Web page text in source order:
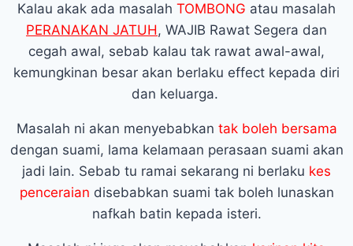
Kalau akak ada masalah TOMBONG atau masalah
PERANAKAN JATUH, WAJIB Rawat Segera dan
cegah awal, sebab kalau tak rawat awal-awal,
kemungkinan besar akan berlaku effect kepada diri
dan keluarga.
Masalah ni akan menyebabkan tak boleh bersama
dengan suami, lama kelamaan perasaan suami akan
jadi lain. Sebab tu ramai sekarang ni berlaku kes
penceraian disebabkan suami tak boleh lunaskan
nafkah batin kepada isteri.